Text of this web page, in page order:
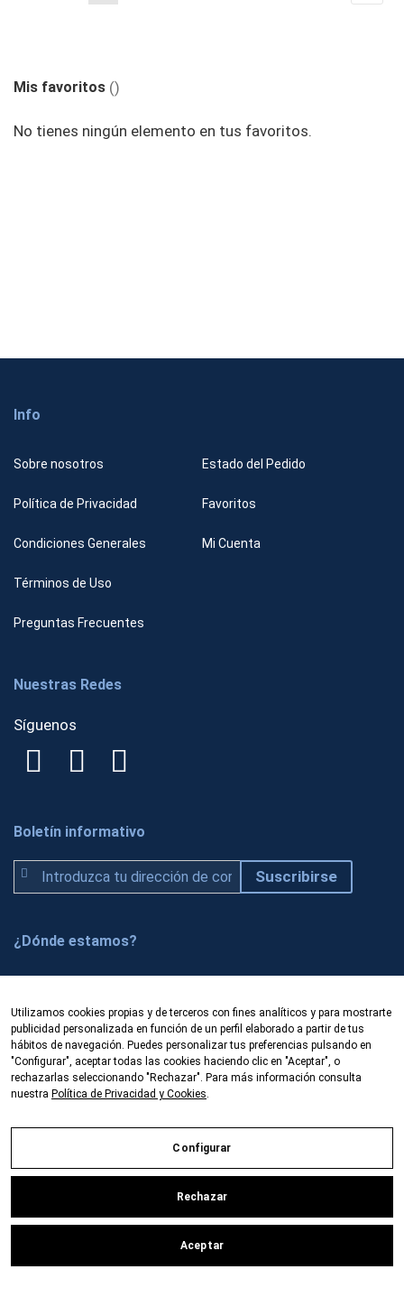
página
Mis favoritos
No tienes ningún elemento en tus favoritos.
Info
Sobre nosotros
Política de Privacidad
Condiciones Generales
Términos de Uso
Preguntas Frecuentes
Estado del Pedido
Favoritos
Mi Cuenta
Nuestras Redes
Síguenos
Boletín informativo
u
c
í
e
t
e
a
u
s
r
Suscribirse
¿Dónde estamos?
Prado 5, local
50009 Zaragoza (España)
Fibercom es una empresa dedicada a la
comercialización de productos y equipos de fibra
óptica. Oficinas en Zaragoza y Barcelona.
Venta/alquiler/renting
Política de privacidad y cookies
Contacte con nosotros
Desarrollado por Beköme Digital
Utilizamos cookies propias y de terceros con fines analíticos y para mostrarte
publicidad personalizada en función de un perfil elaborado a partir de tus
hábitos de navegación. Puedes personalizar tus preferencias pulsando en
"Configurar", aceptar todas las cookies haciendo clic en "Aceptar", o
rechazarlas seleccionando "Rechazar". Para más información consulta
nuestra Política de Privacidad y Cookies.
Configurar
Rechazar
Aceptar